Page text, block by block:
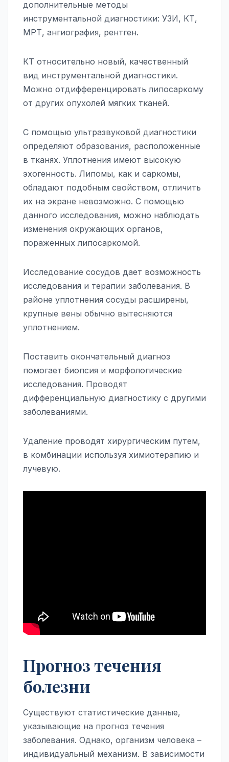
дополнительные методы
инструментальной диагностики: УЗИ, КТ,
МРТ, ангиография, рентген.
КТ относительно новый, качественный
вид инструментальной диагностики.
Можно отдифференцировать липосаркому
от других опухолей мягких тканей.
С помощью ультразвуковой диагностики
определяют образования, расположенные
в тканях. Уплотнения имеют высокую
эхогенность. Липомы, как и саркомы,
обладают подобным свойством, отличить
их на экране невозможно. С помощью
данного исследования, можно наблюдать
изменения окружающих органов,
пораженных липосаркомой.
Исследование сосудов дает возможность
исследования и терапии заболевания. В
районе уплотнения сосуды расширены,
крупные вены обычно вытесняются
уплотнением.
Поставить окончательный диагноз
помогает биопсия и морфологические
исследования. Проводят
дифференциальную диагностику с другими
заболеваниями.
Удаление проводят хирургическим путем,
в комбинации используя химиотерапию и
лучевую.
Прогноз течения
болезни
Существуют статистические данные,
указывающие на прогноз течения
заболевания. Однако, организм человека –
индивидуальный механизм. В зависимости